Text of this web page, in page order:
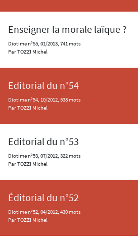
Enseigner la morale laïque ?
Diotime n°55, 01/2013, 741 mots
Par TOZZI Michel
Editorial du n°54
Diotime n°54, 10/2012, 538 mots
Par TOZZI Michel
Editorial du n°53
Diotime n°53, 07/2012, 322 mots
Par TOZZI Michel
Éditorial du n°52
Diotime n°52, 04/2012, 430 mots
Par TOZZI Michel